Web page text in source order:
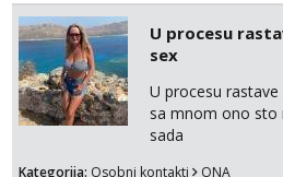
U procesu
sex
U procesu
sa mnom ono sto
sada
Kategorija: Osobni kontakti ONA